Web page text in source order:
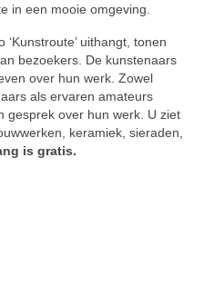
in een mooie omgeving.
uithangt, tonen
bezoekers. De kunstenaars
over hun werk. Zowel
als ervaren amateurs
gesprek over hun werk. U ziet
keramiek, sieraden,
is gratis.